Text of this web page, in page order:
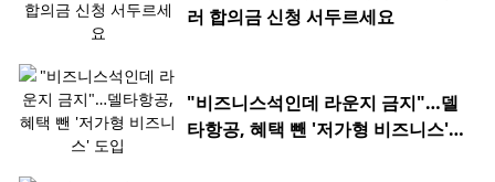
러 합의금 신청 서두르세요
"비즈니스석인데 라운지 금지"…델
타항공, 혜택 뺀 '저가형 비즈니스'